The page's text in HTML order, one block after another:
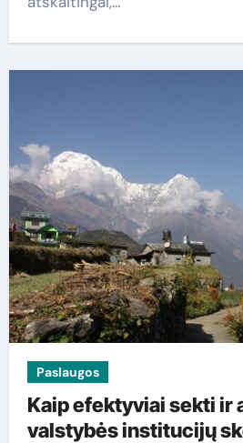
Paslaugos
Kaip efektyviai sekti ir
valstybės institucijų